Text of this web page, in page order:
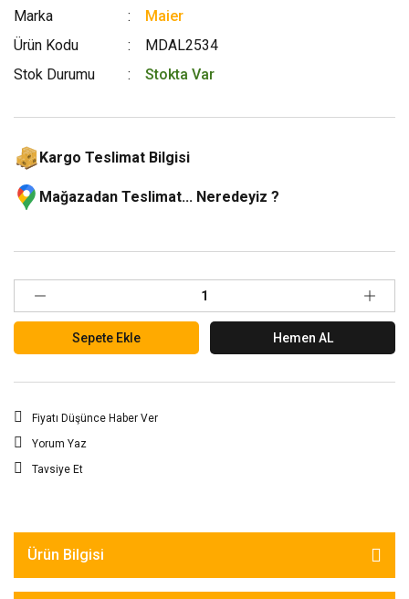
Marka
Maier
Ürün Kodu
MDAL2534
Stok Durumu
Stokta Var
Kargo Teslimat Bilgisi
Mağazadan Teslimat... Neredeyiz ?
Sepete Ekle Hemen AL
Fiyatı Düşünce Haber Ver
Yorum Yaz
Tavsiye Et
Ürün Bilgisi